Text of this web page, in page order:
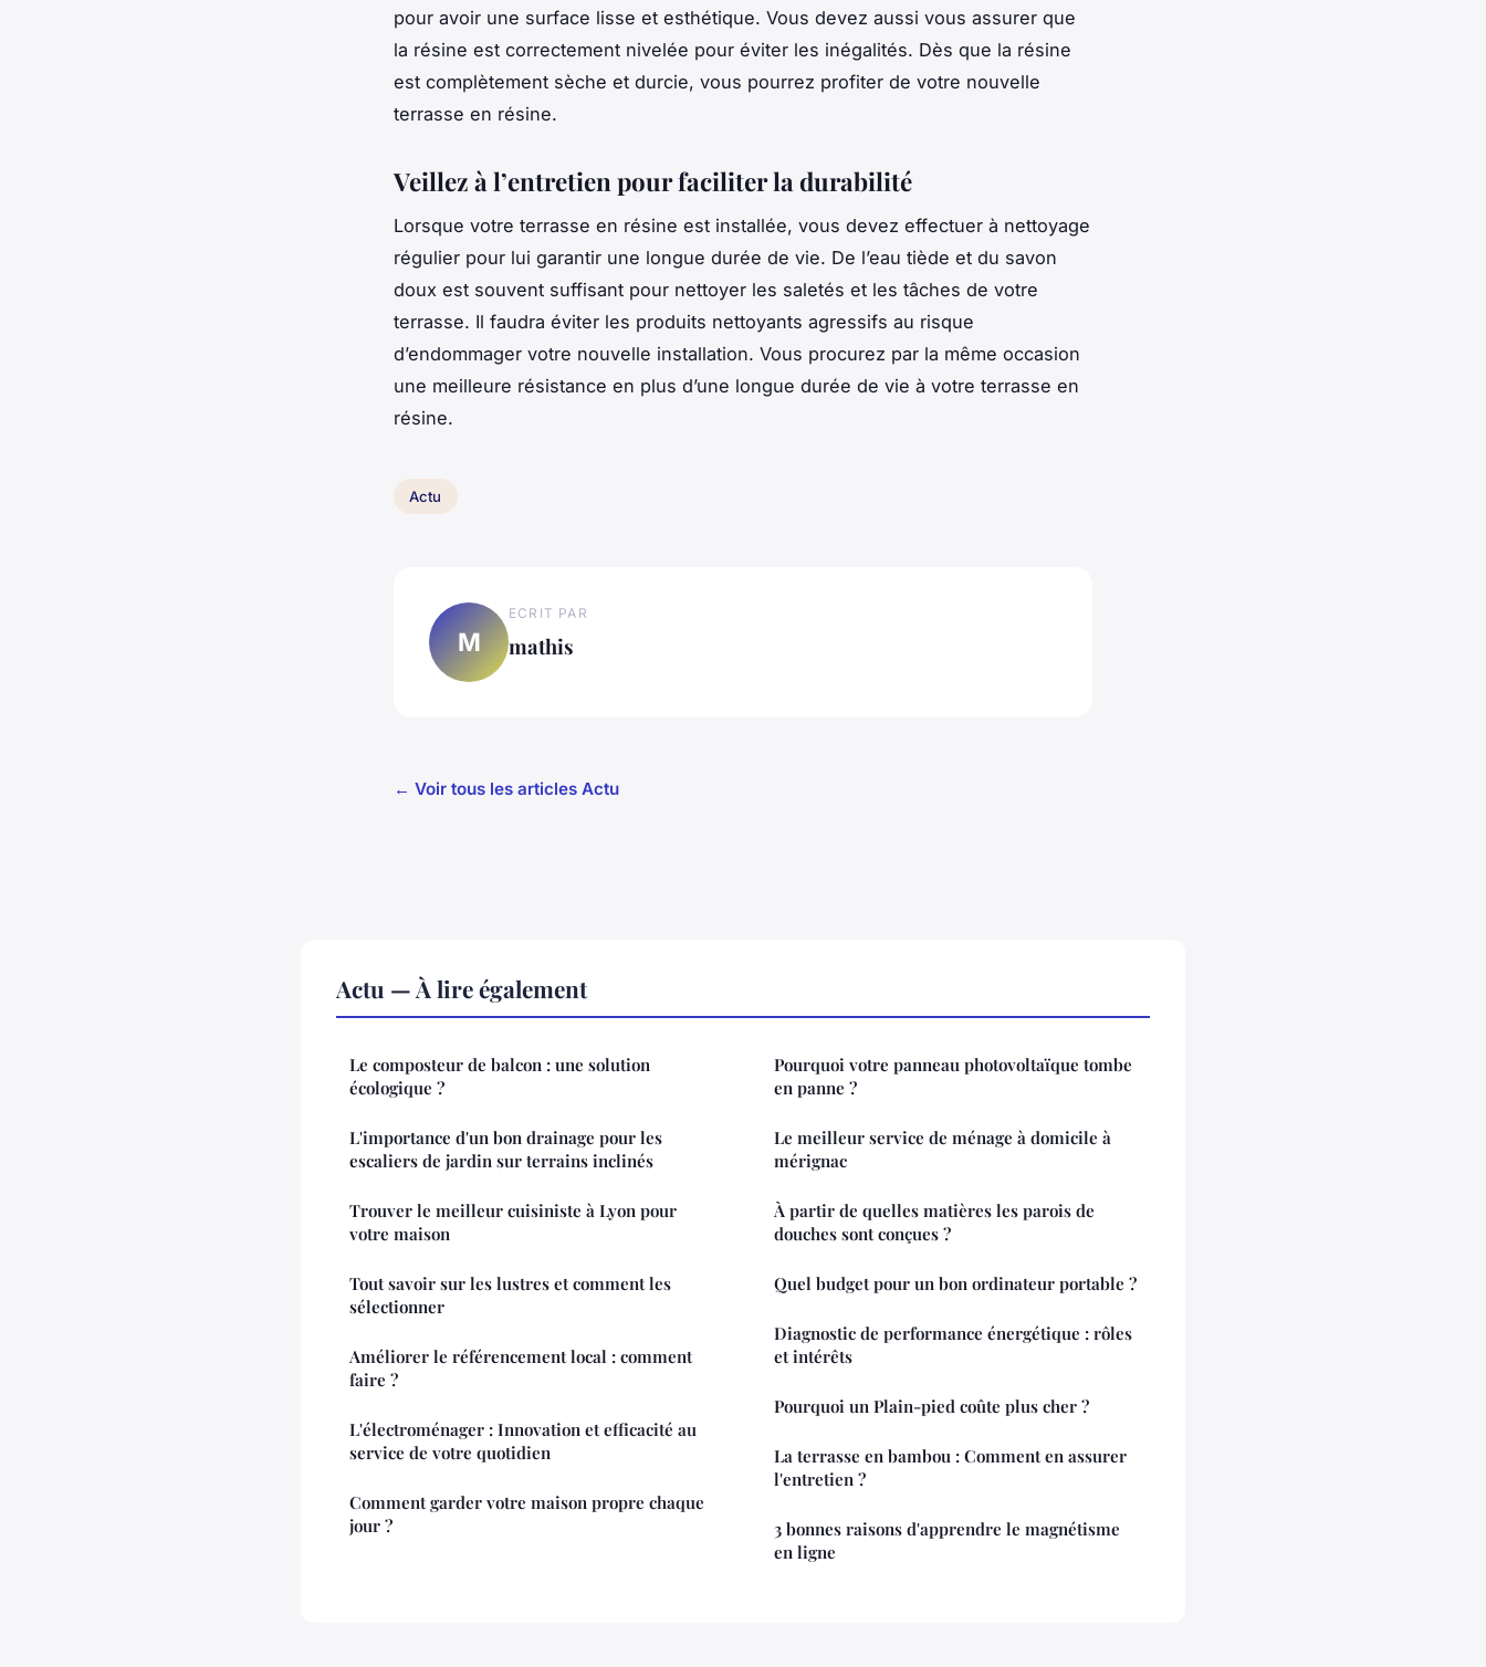
pour avoir une surface lisse et esthétique. Vous devez aussi vous assurer que
la résine est correctement nivelée pour éviter les inégalités. Dès que la résine
est complètement sèche et durcie, vous pourrez profiter de votre nouvelle
terrasse en résine.
Veillez à l’entretien pour faciliter la durabilité
Lorsque votre terrasse en résine est installée, vous devez effectuer à nettoyage
régulier pour lui garantir une longue durée de vie. De l’eau tiède et du savon
doux est souvent suffisant pour nettoyer les saletés et les tâches de votre
terrasse. Il faudra éviter les produits nettoyants agressifs au risque
d’endommager votre nouvelle installation. Vous procurez par la même occasion
une meilleure résistance en plus d’une longue durée de vie à votre terrasse en
résine.
Actu
M
ECRIT PAR
mathis
← Voir tous les articles Actu
Actu — À lire également
Le composteur de balcon : une solution
écologique ?
L'importance d'un bon drainage pour les
escaliers de jardin sur terrains inclinés
Trouver le meilleur cuisiniste à Lyon pour
votre maison
Tout savoir sur les lustres et comment les
sélectionner
Améliorer le référencement local : comment
faire ?
L'électroménager : Innovation et efficacité au
service de votre quotidien
Comment garder votre maison propre chaque
jour ?
Pourquoi votre panneau photovoltaïque tombe
en panne ?
Le meilleur service de ménage à domicile à
mérignac
À partir de quelles matières les parois de
douches sont conçues ?
Quel budget pour un bon ordinateur portable ?
Diagnostic de performance énergétique : rôles
et intérêts
Pourquoi un Plain-pied coûte plus cher ?
La terrasse en bambou : Comment en assurer
l'entretien ?
3 bonnes raisons d'apprendre le magnétisme
en ligne